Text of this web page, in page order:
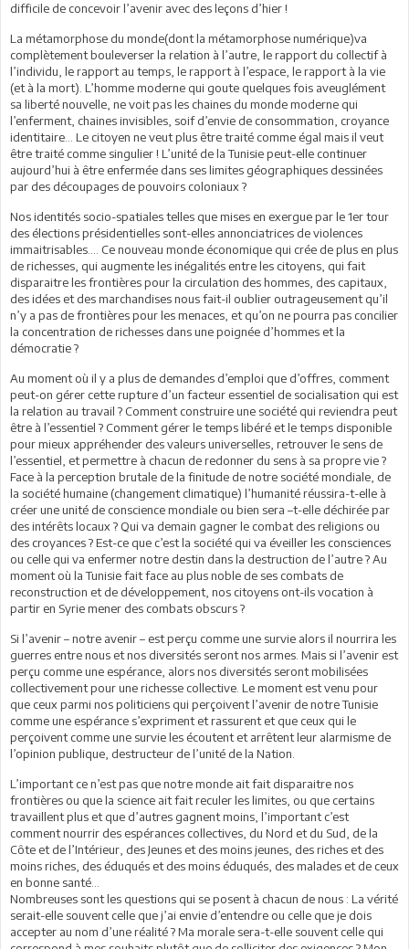
difficile de concevoir l’avenir avec des leçons d’hier !
La métamorphose du monde(dont la métamorphose numérique)va
complètement bouleverser la relation à l’autre, le rapport du collectif à
l’individu, le rapport au temps, le rapport à l’espace, le rapport à la vie
(et à la mort). L’homme moderne qui goute quelques fois aveuglément
sa liberté nouvelle, ne voit pas les chaines du monde moderne qui
l’enferment, chaines invisibles, soif d’envie de consommation, croyance
identitaire… Le citoyen ne veut plus être traité comme égal mais il veut
être traité comme singulier ! L’unité de la Tunisie peut-elle continuer
aujourd’hui à être enfermée dans ses limites géographiques dessinées
par des découpages de pouvoirs coloniaux ?
Nos identités socio-spatiales telles que mises en exergue par le 1er tour
des élections présidentielles sont-elles annonciatrices de violences
immaitrisables…. Ce nouveau monde économique qui crée de plus en plus
de richesses, qui augmente les inégalités entre les citoyens, qui fait
disparaitre les frontières pour la circulation des hommes, des capitaux,
des idées et des marchandises nous fait-il oublier outrageusement qu’il
n’y a pas de frontières pour les menaces, et qu’on ne pourra pas concilier
la concentration de richesses dans une poignée d’hommes et la
démocratie ?
Au moment où il y a plus de demandes d’emploi que d’offres, comment
peut-on gérer cette rupture d’un facteur essentiel de socialisation qui est
la relation au travail ? Comment construire une société qui reviendra peut
être à l’essentiel ? Comment gérer le temps libéré et le temps disponible
pour mieux appréhender des valeurs universelles, retrouver le sens de
l’essentiel, et permettre à chacun de redonner du sens à sa propre vie ?
Face à la perception brutale de la finitude de notre société mondiale, de
la société humaine (changement climatique) l’humanité réussira-t-elle à
créer une unité de conscience mondiale ou bien sera –t-elle déchirée par
des intérêts locaux ? Qui va demain gagner le combat des religions ou
des croyances ? Est-ce que c’est la société qui va éveiller les consciences
ou celle qui va enfermer notre destin dans la destruction de l’autre ? Au
moment où la Tunisie fait face au plus noble de ses combats de
reconstruction et de développement, nos citoyens ont-ils vocation à
partir en Syrie mener des combats obscurs ?
Si l’avenir – notre avenir – est perçu comme une survie alors il nourrira les
guerres entre nous et nos diversités seront nos armes. Mais si l’avenir est
perçu comme une espérance, alors nos diversités seront mobilisées
collectivement pour une richesse collective. Le moment est venu pour
que ceux parmi nos politiciens qui perçoivent l’avenir de notre Tunisie
comme une espérance s’expriment et rassurent et que ceux qui le
perçoivent comme une survie les écoutent et arrêtent leur alarmisme de
l’opinion publique, destructeur de l’unité de la Nation.
L’important ce n’est pas que notre monde ait fait disparaitre nos
frontières ou que la science ait fait reculer les limites, ou que certains
travaillent plus et que d’autres gagnent moins, l’important c’est
comment nourrir des espérances collectives, du Nord et du Sud, de la
Côte et de l’Intérieur, des Jeunes et des moins jeunes, des riches et des
moins riches, des éduqués et des moins éduqués, des malades et de ceux
en bonne santé...
Nombreuses sont les questions qui se posent à chacun de nous : La vérité
serait-elle souvent celle que j’ai envie d’entendre ou celle que je dois
accepter au nom d’une réalité ? Ma morale sera-t-elle souvent celle qui